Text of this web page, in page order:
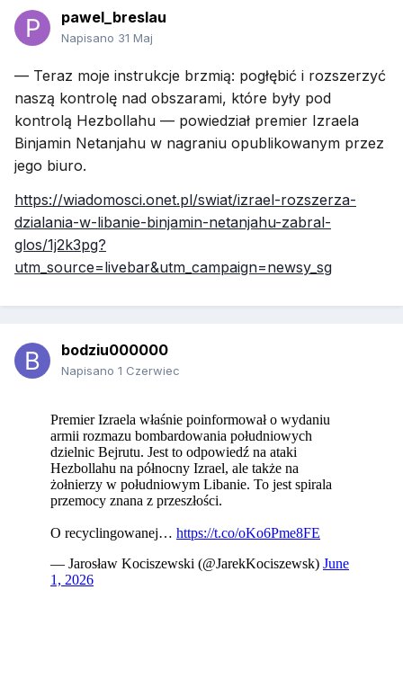
pawel_breslau
Napisano 31 Maj
— Teraz moje instrukcje brzmią: pogłębić i rozszerzyć
naszą kontrolę nad obszarami, które były pod
kontrolą Hezbollahu — powiedział premier Izraela
Binjamin Netanjahu w nagraniu opublikowanym przez
jego biuro.
https://wiadomosci.onet.pl/swiat/izrael-rozszerza-
dzialania-w-libanie-binjamin-netanjahu-zabral-
glos/1j2k3pg?
utm_source=livebar&utm_campaign=newsy_sg
bodziu000000
Napisano 1 Czerwiec